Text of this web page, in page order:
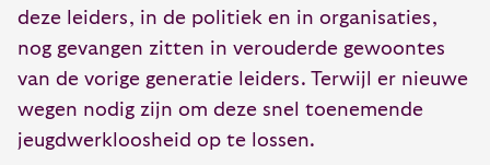
deze leiders, in de politiek en in organisaties,
nog gevangen zitten in verouderde gewoontes
van de vorige generatie leiders. Terwijl er nieuwe
wegen nodig zijn om deze snel toenemende
jeugdwerkloosheid op te lossen.